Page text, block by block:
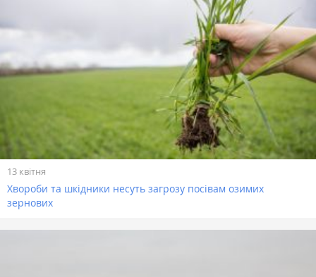
13 квітня
Хвороби та шкідники несуть загрозу посівам озимих
зернових